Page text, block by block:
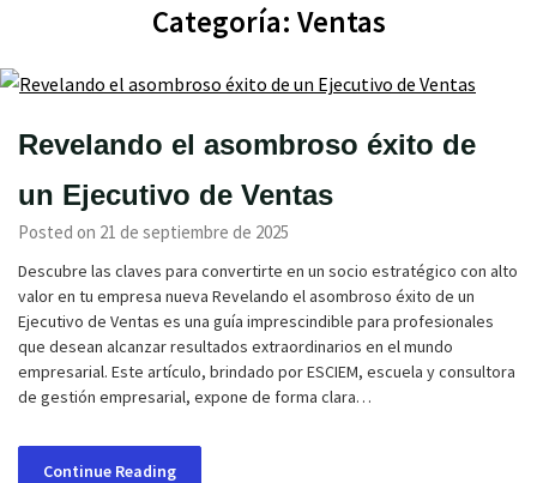
Categoría: Ventas
Revelando el asombroso éxito de
un Ejecutivo de Ventas
Posted on 21 de septiembre de 2025
Descubre las claves para convertirte en un socio estratégico con alto
valor en tu empresa nueva Revelando el asombroso éxito de un
Ejecutivo de Ventas es una guía imprescindible para profesionales
que desean alcanzar resultados extraordinarios en el mundo
empresarial. Este artículo, brindado por ESCIEM, escuela y consultora
de gestión empresarial, expone de forma clara…
Continue Reading